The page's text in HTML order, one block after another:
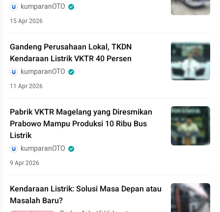
kumparanOTO
15 Apr 2026
Gandeng Perusahaan Lokal, TKDN
Kendaraan Listrik VKTR 40 Persen
kumparanOTO
11 Apr 2026
Pabrik VKTR Magelang yang Diresmikan
Prabowo Mampu Produksi 10 Ribu Bus
Listrik
kumparanOTO
9 Apr 2026
Kendaraan Listrik: Solusi Masa Depan atau
Masalah Baru?